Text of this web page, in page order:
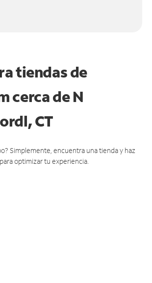
tiendas de
cerca deN
CT
Simplemente, encuentra una tienda y haz
optimizar tu experiencia.